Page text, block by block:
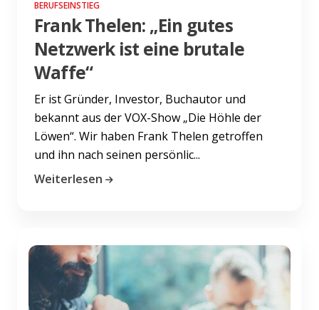
BERUFSEINSTIEG
Frank Thelen: „Ein gutes
Netzwerk ist eine brutale
Waffe“
Er ist Gründer, Investor, Buchautor und
bekannt aus der VOX-Show „Die Höhle der
Löwen“. Wir haben Frank Thelen getroffen
und ihn nach seinen persönlic...
Weiterlesen